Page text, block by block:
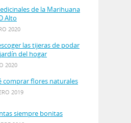
de la Marihuana
Alto
2020
las tijeras de podar
del hogar
2020
comprar flores naturales
2019
siempre bonitas